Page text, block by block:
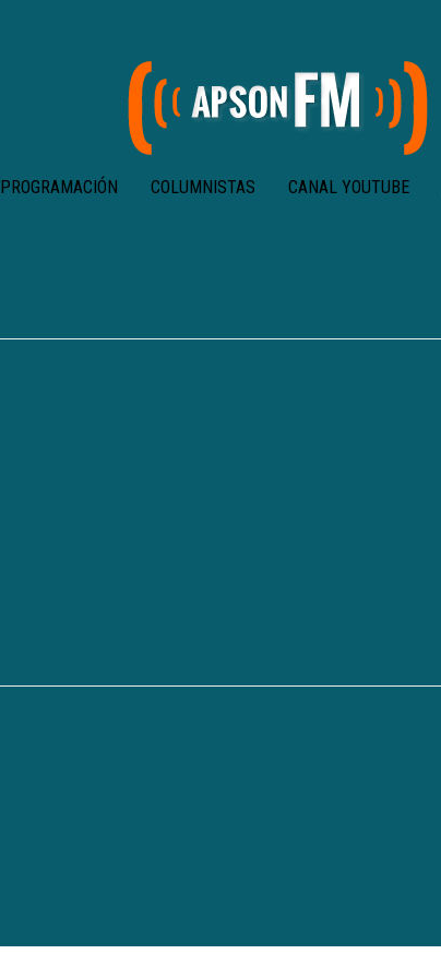
PROGRAMACIÓN COLUMNISTAS CANAL YOUTUBE